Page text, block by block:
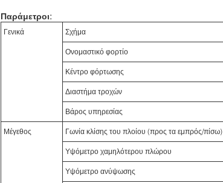
Παράμετροι:
Γενικά Σχήμα
Ονομαστικό φορτίο
Κέντρο φόρτωσης
Διαστήμα τροχών
Βάρος υπηρεσίας
Μέγεθος Γωνία κλίσης του πλοίου (προς τα εμπρός/πίσω)
Υψόμετρο χαμηλότερου πλώρου
Υψόμετρο ανύψωσης